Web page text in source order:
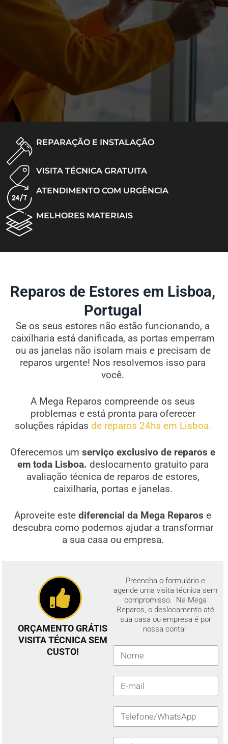
REPARAÇÃO E INSTALAÇÃO
VISITA TÉCNICA GRATUITA
ATENDIMENTO COM URGÊNCIA
MELHORES MATERIAIS
Reparos de Estores em Lisboa,
Portugal
Se os seus estores não estão funcionando, a
caixilharia está danificada, as portas emperram
ou as janelas não isolam mais e precisam de
reparos urgente! Nos resolvemos isso para
você.
A Mega Reparos compreende os seus
problemas e está pronta para oferecer
soluções rápidas de reparos 24hs em Lisboa.
Oferecemos um serviço exclusivo de reparos e
em toda Lisboa. deslocamento gratuito para
avaliação técnica de reparos de estores,
caixilharia, portas e janelas.
Aproveite estediferencial da Mega Reparos e
descubra como podemos ajudar a transformar
a sua casa ou empresa.
ORÇAMENTO GRÁTIS
VISITA TÉCNICA SEM
CUSTO!
Preencha o formulário e
agende uma visita técnica sem
compromisso. Na Mega
Reparos, o deslocamento até
sua casa ou empresa é por
nossa conta!